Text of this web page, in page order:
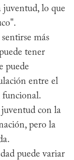
juventud, lo que
más
tener
puede
entre el
funcional.
con la
pero la
puede variar